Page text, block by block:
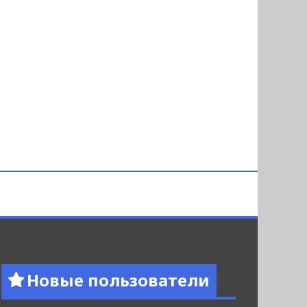
Новые пользователи